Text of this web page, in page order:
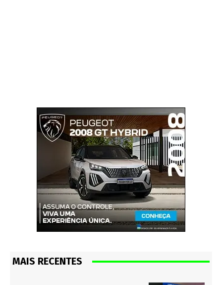
MAIS RECENTES